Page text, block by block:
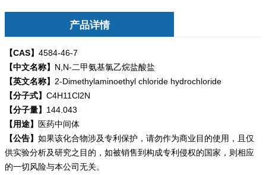
产品详情
【CAS】 4584-46-7
【中文名称】 N,N-二甲氨基氯乙烷盐酸盐
【英文名称】 2-Dimethylaminoethyl chloride hydrochloride
【分子式】 C4H11Cl2N
【分子量】 144.043
【用途】
医药中间体
【公告】 如果该化合物涉及专利保护，请勿作为商业目的使用，且仅
供实验分析及研究之目的，如被销售到构成专利侵权的国家，则相应
的一切风险与本公司无关。